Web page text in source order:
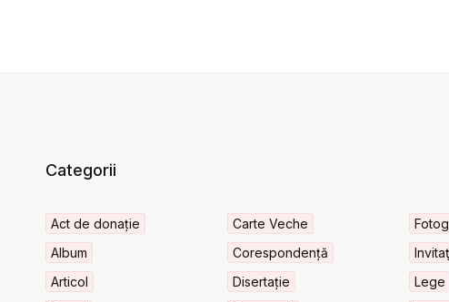
Categorii
Act de donație
Album
Articol
Carte Veche
Corespondență
Disertație
Lege